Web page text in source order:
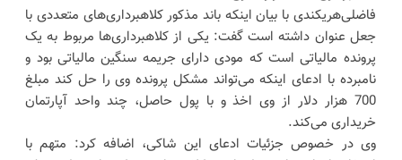
فاضلی‌هریکندی با بیان اینکه باند مذکور کلاهبرداری‌های متعددی با
جعل عنوان داشته است گفت: یکی از کلاهبرداری‌ها مربوط به یک
پرونده مالیاتی است که مودی دارای جریمه سنگین مالیاتی بود و
نامبرده با ادعای اینکه می‌تواند مشکل پرونده وی را حل کند مبلغ
700 هزار دلار از وی اخذ و با پول حاصل، چند واحد آپارتمان
خریداری می‌کند.
وی در خصوص جزئیات ادعای این شاکی، اضافه کرد: متهم با